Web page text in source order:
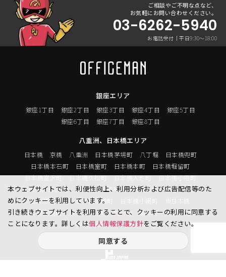
ご相談やご不明な点など、
お気軽にお問い合わせください。
03-6262-5940
お電話受付｜平日9:30〜18:00
銀座エリア
銀座1丁目 銀座2丁目 銀座3丁目 銀座4丁目
銀座5丁目
銀座6丁目
銀座7丁目 銀座8丁目
八重洲、日本橋エリア
日本橋 京橋 八重洲 日本橋茅場町 八丁堀
日本橋兜町
日本橋本石町
日本橋室町 日本橋本町
日本橋堀留町
日本橋富沢町
日本橋久松町 日本橋人形町
日本橋小舟町
日本橋大伝馬町
日本橋小伝馬町 日本橋浜町
日本橋中洲
日本橋蛎殻町
日本橋箱崎町 日本橋小網町
東日本橋
日本橋馬喰町
日本橋横山町 丸の内 鍛冶町
神田鍛冶町
神田紺屋町
神田美倉町
本ウェブサイトでは、利便性向上、利用分析および広告配信等のた
めにクッキーを利用しています。
引き続きウェブサイトを利用することで、クッキーの利用に同意する
ことになります。詳しくは個人情報保護方針をご覧ください。
同意する